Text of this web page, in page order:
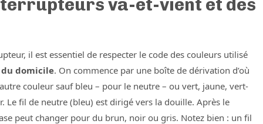
va-et-vient et des
il est essentiel de respecter le code des couleurs utilisé
domicile. On commence par une boîte de dérivation d’où
couleur sauf bleu – pour le neutre – ou vert, jaune, vert-
Le fil de neutre (bleu) est dirigé vers la douille. Après le
peut changer pour du brun, noir ou gris. Notez bien : un fil